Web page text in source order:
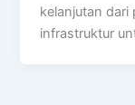
kelanjutan dari
infrastruktur